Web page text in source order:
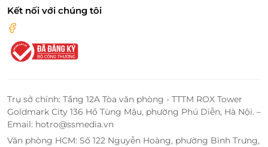
Retreat. Bạn có thể dễ dàng tìm thấy những deal tốt
nhất, giúp tiết kiệm chi phí cho kỳ nghỉ của mình.
Chỉ với vài cú click chuột, bạn có thể đặt phòng
nhanh chóng và tiện lợi trên nền tảng LifeLink. Hệ
thống đơn giản, thân thiện với người dùng, giúp bạn
Kết nối với chúng tôi
Trụ sở chính: Tầng 12A Tòa văn phòng - TTTM ROX Tower
Goldmark City 136 Hồ Tùng Mậu, phường Phú Diễn, Hà Nội. –
Email: hotro@ssmedia.vn
Văn phòng HCM: Số 122 Nguyễn Hoàng, phường Bình Trưng,